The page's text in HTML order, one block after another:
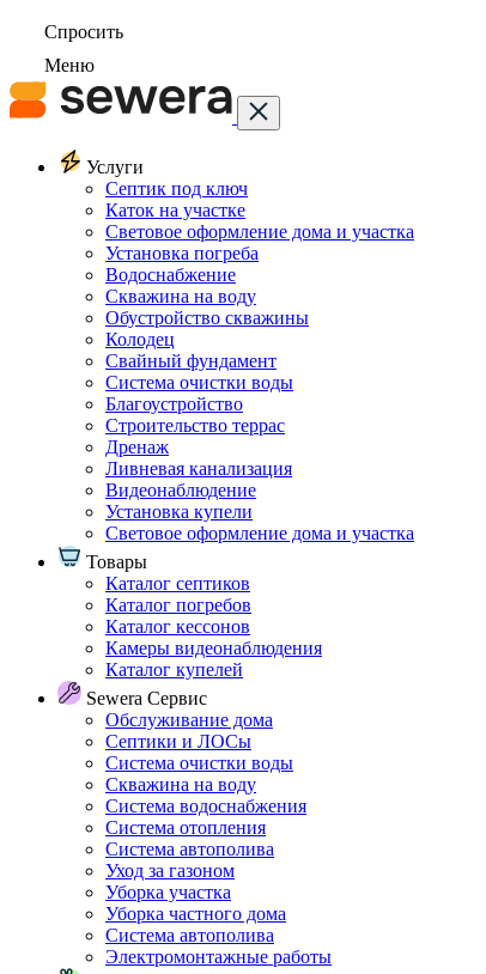
Спросить
Меню
Услуги
Септик под ключ
Каток на участке
Световое оформление дома и участка
Установка погреба
Водоснабжение
Скважина на воду
Обустройство скважины
Колодец
Свайный фундамент
Система очистки воды
Благоустройство
Строительство террас
Дренаж
Ливневая канализация
Видеонаблюдение
Установка купели
Световое оформление дома и участка
Товары
Каталог септиков
Каталог погребов
Каталог кессонов
Камеры видеонаблюдения
Каталог купелей
Sewera Сервис
Обслуживание дома
Септики и ЛОСы
Система очистки воды
Скважина на воду
Система водоснабжения
Система отопления
Система автополива
Уход за газоном
Уборка участка
Уборка частного дома
Система автополива
Электромонтажные работы